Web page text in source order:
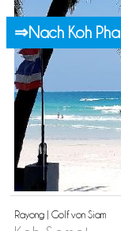
⇒Nach Koh
Rayong | Golf von Siam